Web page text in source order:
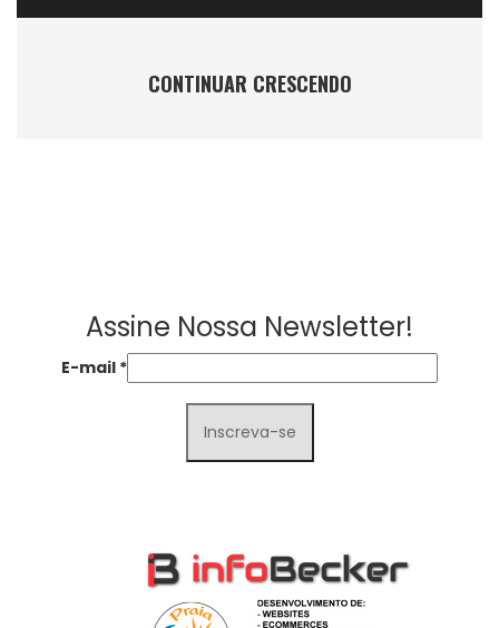
CONTINUAR CRESCENDO
Assine Nossa Newsletter!
E-mail *